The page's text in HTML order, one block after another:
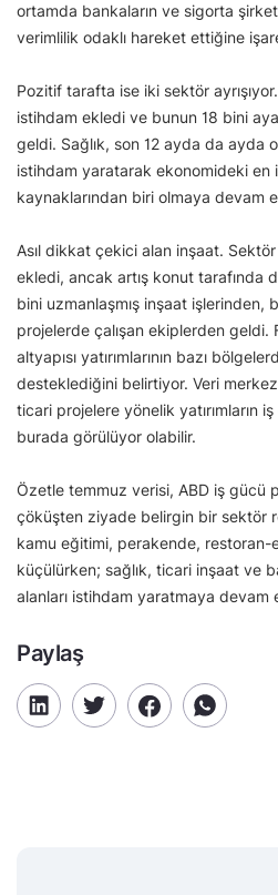
ortamda bankaların ve sigorta
verimlilik odaklı hareket ettiğine
Pozitif tarafta ise iki sektör
istihdam ekledi ve bunun 18 bini
geldi. Sağlık, son 12 ayda da ayda
istihdam yaratarak ekonomideki en
kaynaklarından biri olmaya devam
Asıl dikkat çekici alan inşaat.
ekledi, ancak artış konut tarafında
bini uzmanlaşmış inşaat işlerinden,
projelerde çalışan ekiplerden
altyapısı yatırımlarının bazı
desteklediğini belirtiyor. Veri
ticari projelere yönelik yatırımların
burada görülüyor olabilir.
Özetle temmuz verisi, ABD iş gücü
çöküşten ziyade belirgin bir sektör
kamu eğitimi, perakende, restoran-
küçülürken; sağlık, ticari inşaat ve
alanları istihdam yaratmaya devam
Paylaş